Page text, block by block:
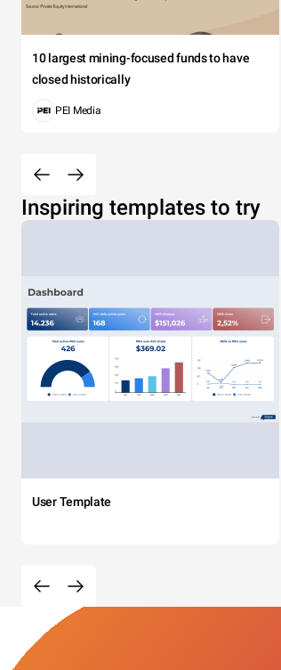
10 largest mining-focused funds to have
closed historically
PEI Media
Inspiring templates to try
User Template